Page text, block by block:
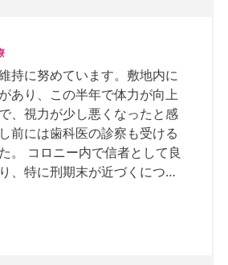
持に努めています。敷地内に
あり、この半年で体力が向上
、視力が少し悪くなったと感
前には歯科医の診察も受ける
。 コロニー内で信者として良
、特に刑期末が近づくにつれ
います。管理当局は彼に電気
を任せています。囚人たちは
尊敬しています。 この2ヶ月